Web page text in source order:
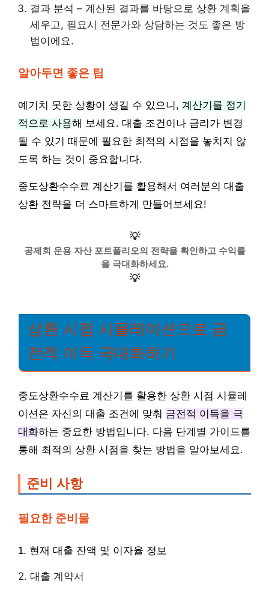
결과 분석 – 계산된 결과를 바탕으로 상환 계획을
세우고, 필요시 전문가와 상담하는 것도 좋은 방
법이에요.
알아두면 좋은 팁
예기치 못한 상황이 생길 수 있으니, 계산기를 정기
적으로 사용해 보세요. 대출 조건이나 금리가 변경
될 수 있기 때문에 필요한 최적의 시점을 놓치지 않
도록 하는 것이 중요합니다.
중도상환수수료 계산기를 활용해서 여러분의 대출
상환 전략을 더 스마트하게 만들어보세요!
💡
공제회 운용 자산 포트폴리오의 전략을 확인하고 수익률
을 극대화하세요.
💡
상환 시점 시뮬레이션으로 금
전적 이득 극대화하기
중도상환수수료 계산기를 활용한 상환 시점 시뮬레
이션은 자신의 대출 조건에 맞춰 금전적 이득을 극
대화하는 중요한 방법입니다. 다음 단계별 가이드를
통해 최적의 상환 시점을 찾는 방법을 알아보세요.
준비 사항
필요한 준비물
1. 현재 대출 잔액 및 이자율 정보
2. 대출 계약서